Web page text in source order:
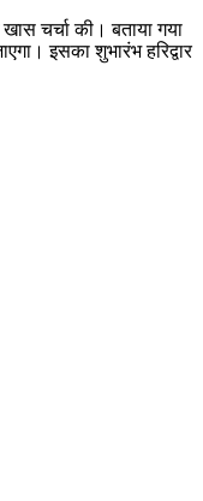
चर्चा की। बताया गया
इसका शुभारंभ हरिद्वार